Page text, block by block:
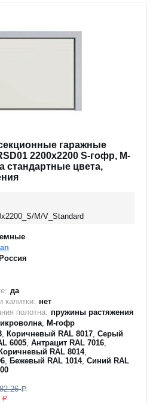
гаражные
2200x2200 S-гофр, M-
стандартные цвета,
M/V_Standard
Россия
да
калитки: нет
полотна: пружины растяжения
, M-гофр
, Коричневый RAL 8017, Серый
6005, Антрацит RAL 7016,
Коричневый RAL 8014,
, Бежевый RAL 1014, Синий RAL
Р
Р